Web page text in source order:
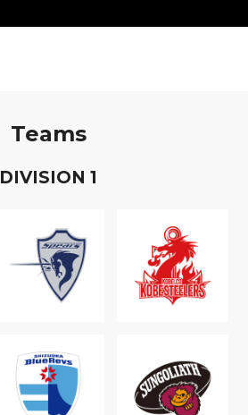
Teams
DIVISION 1